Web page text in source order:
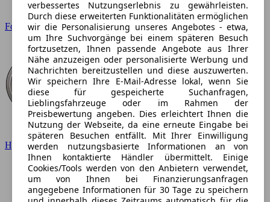
Ford
Hyundai
verbessertes Nutzungserlebnis zu gewährleisten.
Durch diese erweiterten Funktionalitäten ermöglichen
wir die Personalisierung unseres Angebotes - etwa,
um Ihre Suchvorgänge bei einem späteren Besuch
fortzusetzen, Ihnen passende Angebote aus Ihrer
Nähe anzuzeigen oder personalisierte Werbung und
Nachrichten bereitzustellen und diese auszuwerten.
Wir speichern Ihre E-Mail-Adresse lokal, wenn Sie
diese für gespeicherte Suchanfragen,
Lieblingsfahrzeuge oder im Rahmen der
Preisbewertung angeben. Dies erleichtert Ihnen die
Nutzung der Webseite, da eine erneute Eingabe bei
späteren Besuchen entfällt. Mit Ihrer Einwilligung
werden nutzungsbasierte Informationen an von
Ihnen kontaktierte Händler übermittelt. Einige
Cookies/Tools werden von den Anbietern verwendet,
um von Ihnen bei Finanzierungsanfragen
angegebene Informationen für 30 Tage zu speichern